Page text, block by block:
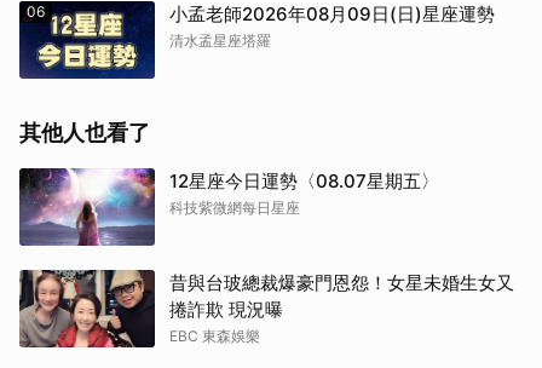
06 小孟老師2026年08月09日(日)星座運勢
清水孟星座塔羅
其他人也看了
12星座今日運勢〈08.07星期五〉
科技紫微網每日星座
昔與台玻總裁爆豪門恩怨！女星未婚生女又
捲詐欺 現況曝
EBC 東森娛樂